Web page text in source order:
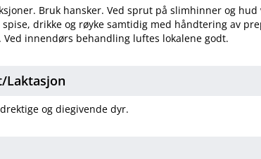
Bruk hansker. Ved sprut på slimhinner og hud
spise, drikke og røyke samtidig med håndtering av
Ved innendørs behandling luftes lokalene godt.
​Laktasjon
og diegivende dyr.